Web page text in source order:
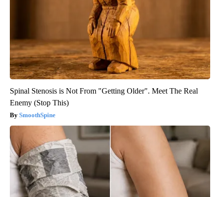
Spinal Stenosis is Not From "Getting Older". Meet The Real
Enemy (Stop This)
SmoothSpine